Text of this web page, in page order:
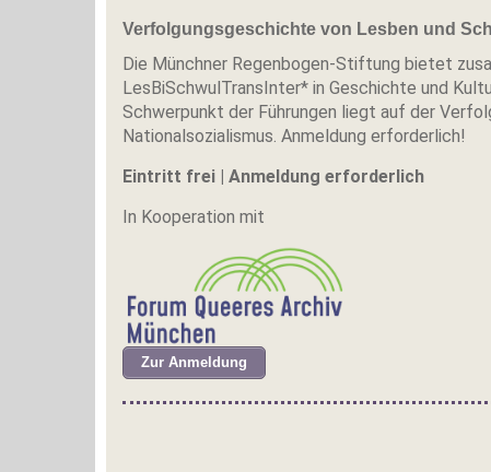
Verfolgungsgeschichte von Lesben und
Die Münchner Regenbogen-Stiftung bietet
LesBiSchwulTransInter* in Geschichte und
Schwerpunkt der Führungen liegt auf der
Nationalsozialismus. Anmeldung erforderlich!
Eintritt frei | Anmeldung erforderlich
In Kooperation mit
Zur Anmeldung